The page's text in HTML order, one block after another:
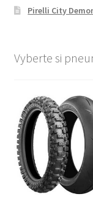
Pirelli City
Vyberte si